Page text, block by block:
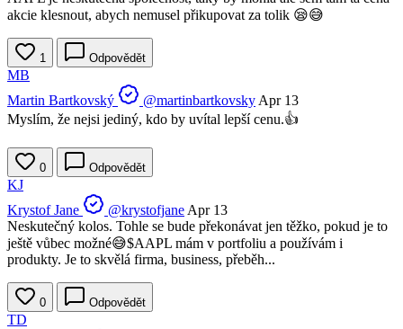
akcie klesnout, abych nemusel přikupovat za tolik 😪😅
1 Odpovědět
MB
Martin Bartkovský
@martinbartkovsky Apr 13
Myslím, že nejsi jediný, kdo by uvítal lepší cenu.👍
0 Odpovědět
KJ
Krystof Jane
@krystofjane Apr 13
Neskutečný kolos. Tohle se bude překonávat jen těžko, pokud je to
ještě vůbec možné😅$AAPL mám v portfoliu a používám i
produkty. Je to skvělá firma, business, přeběh...
0 Odpovědět
TD